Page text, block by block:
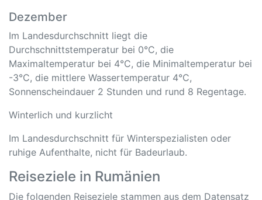
Dezember
Im Landesdurchschnitt liegt die
Durchschnittstemperatur bei 0°C, die
Maximaltemperatur bei 4°C, die Minimaltemperatur bei
-3°C, die mittlere Wassertemperatur 4°C,
Sonnenscheindauer 2 Stunden und rund 8 Regentage.
Winterlich und kurzlicht
Im Landesdurchschnitt für Winterspezialisten oder
ruhige Aufenthalte, nicht für Badeurlaub.
Reiseziele in Rumänien
Die folgenden Reiseziele stammen aus dem Datensatz